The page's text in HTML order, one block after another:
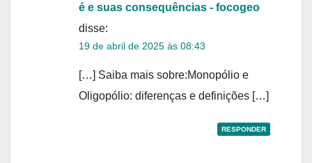
é e suas consequências - focogeo
disse:
19 de abril de 2025 às 08:43
[…] Saiba mais sobre:Monopólio e
Oligopólio: diferenças e definições […]
RESPONDER